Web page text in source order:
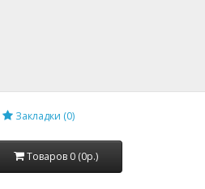
Закладки (0)
Товаров 0 (0р.)